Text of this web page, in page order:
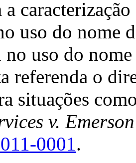
a
uso do nome
uso do
referenda o
situações
v.
0001.